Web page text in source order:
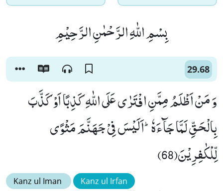
بِسْمِ اللّٰهِ الرَّحْمٰنِ الرَّحِیْمِ
29.68
وَ مَنْ اَظْلَمُ مِمَّنِ افْتَرٰى عَلَى اللّٰهِ كَذِبًا اَوْ كَذَّبَ
بِالْحَقِّ لَمَّا جَآءَهٗؕ-اَلَیْسَ فِیْ جَهَنَّمَ مَثْوًى
لِّلْكٰفِرِیْنَ(68)
Kanz ul Iman Kanz ul Irfan